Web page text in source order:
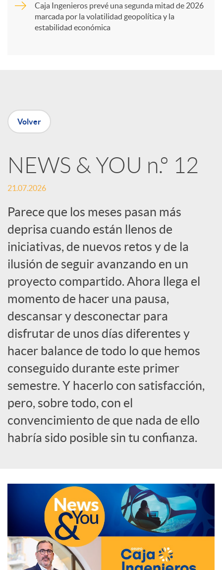
e
R
e
d
e
s
S
o
c
i
l
e
s
Caja Ingenieros prevé una segunda mitad de 2026
marcada por la volatilidad geopolítica y la
estabilidad económica
Volver
NEWS & YOU n.º 12
21.07.2026
Parece que los meses pasan más
deprisa cuando están llenos de
iniciativas, de nuevos retos y de la
ilusión de seguir avanzando en un
proyecto compartido. Ahora llega el
momento de hacer una pausa,
descansar y desconectar para
disfrutar de unos días diferentes y
hacer balance de todo lo que hemos
conseguido durante este primer
semestre. Y hacerlo con satisfacción,
pero, sobre todo, con el
convencimiento de que nada de ello
habría sido posible sin tu confianza.